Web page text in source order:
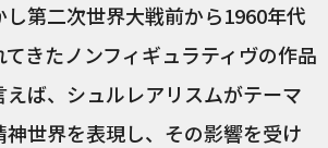
し第二次世界大戦前から1960年代
きたノンフィギュラティヴの作品
えば、シュルレアリスムがテーマ
神世界を表現し、その影響を受け